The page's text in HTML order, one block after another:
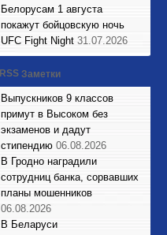
Белорусам 1 августа
покажут бойцовскую ночь
UFC Fight Night 31.07.2026
Заметки
Выпускников 9 классов
примут в Высоком без
экзаменов и дадут
стипендию 06.08.2026
В Гродно наградили
сотрудниц банка, сорвавших
планы мошенников
06.08.2026
В Беларуси